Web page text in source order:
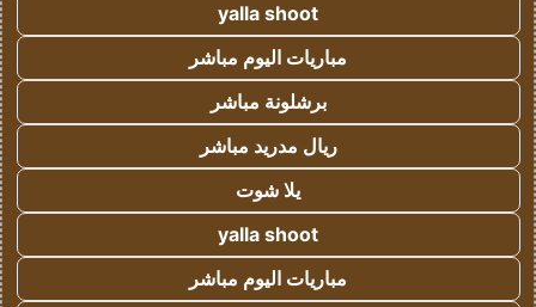
yalla shoot
مباريات اليوم مباشر
برشلونة مباشر
ريال مدريد مباشر
يلا شوت
yalla shoot
مباريات اليوم مباشر